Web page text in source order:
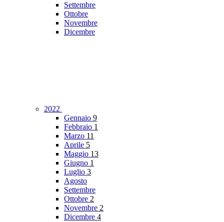
Settembre
Ottobre
Novembre
Dicembre
2022
Gennaio 9
Febbraio 1
Marzo 11
Aprile 5
Maggio 13
Giugno 1
Luglio 3
Agosto
Settembre
Ottobre 2
Novembre 2
Dicembre 4